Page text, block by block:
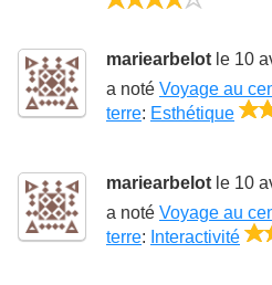
mariearbelot le 10
a noté Voyage au
terre: Esthétique
mariearbelot le 10
a noté Voyage au
terre: Interactivité